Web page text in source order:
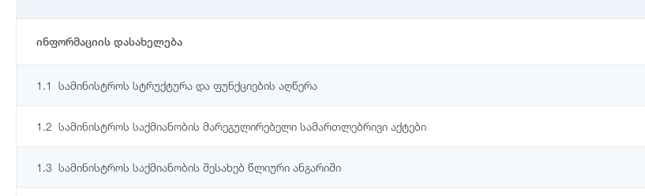
ინფორმაციის დასახელება
1.1 სამინისტროს სტრუქტურა და ფუნქციების აღწერა
1.2 სამინისტროს საქმიანობის მარეგულირებელი სამართლებრივი აქტები
1.3 სამინისტროს საქმიანობის შესახებ წლიური ანგარიში